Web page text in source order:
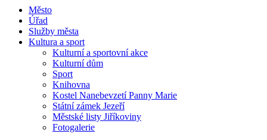
Město
Úřad
Služby města
Kultura a sport
Kulturní a sportovní akce
Kulturní dům
Sport
Knihovna
Kostel Nanebevzetí Panny Marie
Státní zámek Jezeří
Městské listy Jiříkoviny
Fotogalerie